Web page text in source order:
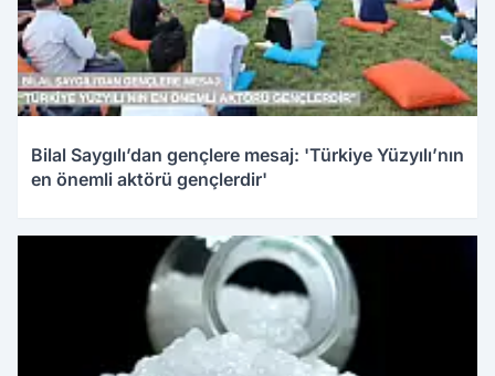
Bilal Saygılı’dan gençlere mesaj: 'Türkiye Yüzyılı’nın
en önemli aktörü gençlerdir'